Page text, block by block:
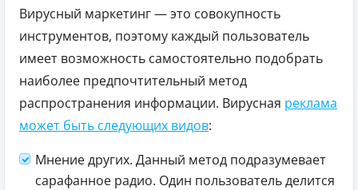
Вирусный маркетинг — это совокупность
инструментов, поэтому каждый пользователь
имеет возможность самостоятельно подобрать
наиболее предпочтительный метод
распространения информации. Вирусная реклама
может быть следующих видов:
Мнение других. Данный метод подразумевает
сарафанное радио. Один пользователь делится